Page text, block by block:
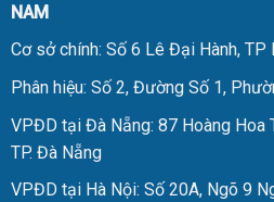
NAM
Cơ sở chính: Số 6 Lê Đại Hành, TP
Phân hiệu: Số 2, Đường Số 1,
VPĐD tại Đà Nẵng: 87 Hoàng Hoa
TP. Đà Nẵng
VPĐD tại Hà Nội: Số 20A, Ngõ 9